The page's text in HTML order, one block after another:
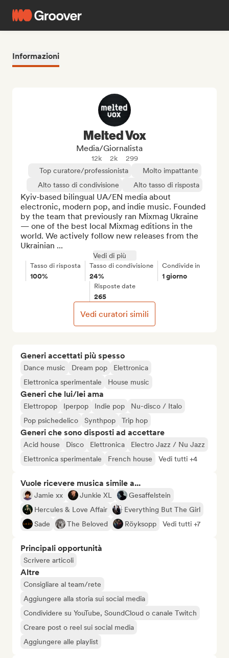
Informazioni
Generi accettati più spesso
Dance music Dream pop
Elettronica
Elettronica sperimentale
House music
Generi che lui/lei ama
Elettropop Iperpop Indie pop
Nu-disco / Italo
Pop psichedelico
Synthpop Trip hop
Generi che sono disposti ad accettare
Acid house Disco Elettronica
Electro Jazz / Nu Jazz
Elettronica sperimentale
French house Vedi tutti +4
Vuole ricevere musica simile a...
Jamie xx Junkie XL
Gesaffelstein
Hercules & Love Affair
Everything But The Girl
Sade
The Beloved Röyksopp Vedi tutti +7
Principali opportunità
Scrivere articoli
Altre
Consigliare al team/rete
Aggiungere alla storia sui social media
Condividere su YouTube, SoundCloud o canale Twitch
Creare post o reel sui social media
Aggiungere alle playlist
Melted Vox
Media/Giornalista
12k 2k
299
Top curatore/professionista
Molto impattante
Alto tasso di condivisione
Alto tasso di risposta
Kyiv-based bilingual UA/EN media about
electronic, modern pop, and indie music. Founded
by the team that previously ran Mixmag Ukraine
— one of the best local Mixmag editions in the
world. We actively follow new releases from the
Ukrainian ...
Vedi di più
Tasso di risposta
100%
Tasso di condivisione
24%
Condivide in
1 giorno
Risposte date
265
Vedi curatori simili